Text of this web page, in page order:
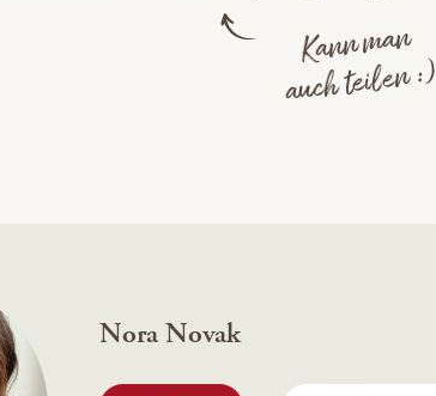
Kann man
auch teilen :)
Nora Novak